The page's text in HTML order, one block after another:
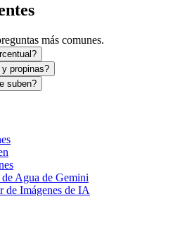
más comunes.
propinas?
suben?
Agua de Gemini
de Imágenes de IA